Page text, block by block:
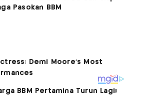
Pasokan BBM
BBM Pertamina Turun Lagi!